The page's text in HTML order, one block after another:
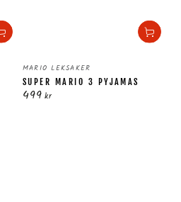
Säljare:
MARIO LEKSAKER
SUPER MARIO 3 PYJAMAS
Ordinarie
499 kr